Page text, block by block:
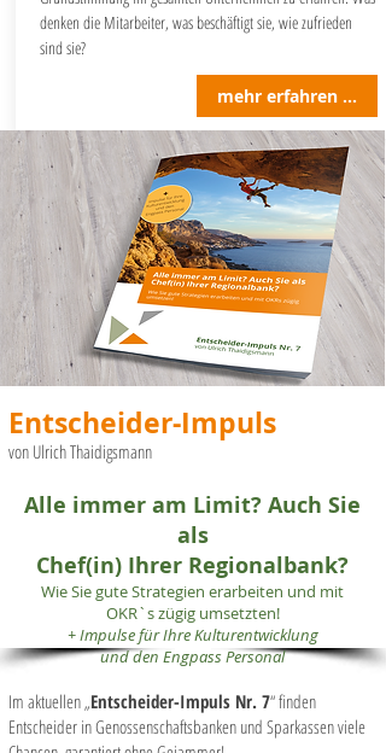
denken die Mitarbeiter, was beschäftigt sie, wie zufrieden
sind sie?
mehr erfahren ...
Entscheider-Impuls
von Ulrich Thaidigsmann
Alle immer am Limit? Auch Sie
als
Chef(in) Ihrer Regionalbank?
Wie Sie gute Strategien erarbeiten und mit
OKR`s zügig umsetzten!
+ Impulse für Ihre Kulturentwicklung
und den Engpass Personal
Im aktuellen „Entscheider-Impuls Nr. 7“ finden
Entscheider in Genossenschaftsbanken und Sparkassen viele